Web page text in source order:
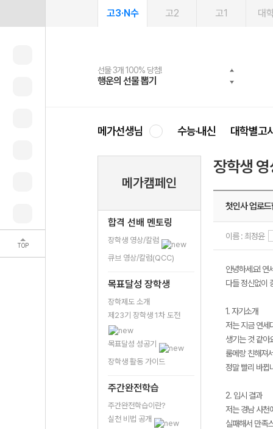
TOP
고3·N수 고2 고1 대
선물 3개 100% 당첨!
행운의 선물 뽑기
선물 100% 증정!
메가스터디 X 올리브
여름방학 스터디 캐시백
메가런 썸머스쿨
2027 러셀 단과
강사 공개선발
스마트러닝앱
설문 EVENT
메가패스
3일 무료 체험권
메가패스 수강생 무료혜택!
메가클럽 멤버십
사회공헌 캠페인
희망이룸 메가나눔
메가선생님 수능·내신 대학별고
메가캠페인
합격 선배 멘토링
장학생 영상/칼럼
큐브 영상/칼럼(QCC)
목표달성 장학생
장학제도 소개
제23기 장학생 1차 도전
목표달성 성공기
장학생 활동 가이드
주간완전학습
주간완전학습이란?
실천 비법 공개
장학생
첫인사 업로
이름 : 최정윤
안녕하세요!
다들 정신없이
1. 자기소개
저는 지금 연세
생기는 것 같아
룸메랑 친해져
정말 빨리 바뀝
2. 입시 결과
저는 경남 사천
실패해서 만족